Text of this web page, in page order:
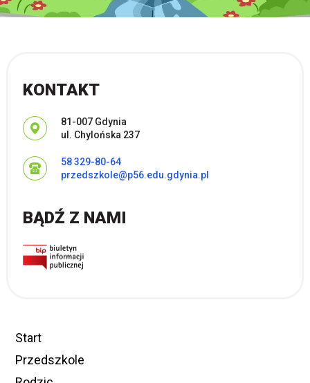
KONTAKT
Adres pocztowy:
81-007 Gdynia
ul. Chylońska 237
58 329-80-64
przedszkole@p56.edu.gdynia.pl
BĄDŹ Z NAMI
Start
Przedszkole